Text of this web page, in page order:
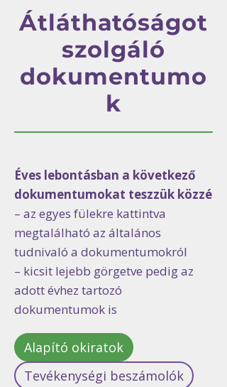
Átláthatóságot
szolgáló
dokumentumo
k
​​Éves lebontásban a következő
dokumentumokat teszzük közzé
– az egyes fülekre kattintva
megtalálható az általános
tudnivaló a dokumentumokról
– kicsit lejebb görgetve pedig az
adott évhez tartozó
dokumentumok is
Alapító okiratok
Tevékenységi beszámolók